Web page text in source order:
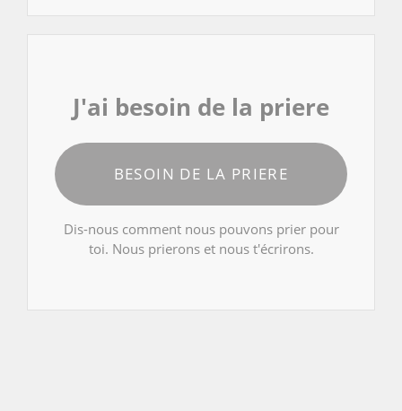
J'ai besoin de la priere
BESOIN DE LA PRIERE
Dis-nous comment nous pouvons prier pour
toi. Nous prierons et nous t'écrirons.